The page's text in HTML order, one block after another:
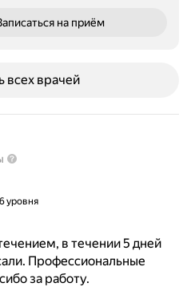
на приём
всех врачей
уровня
в течении 5 дней
Профессиональные
за работу.